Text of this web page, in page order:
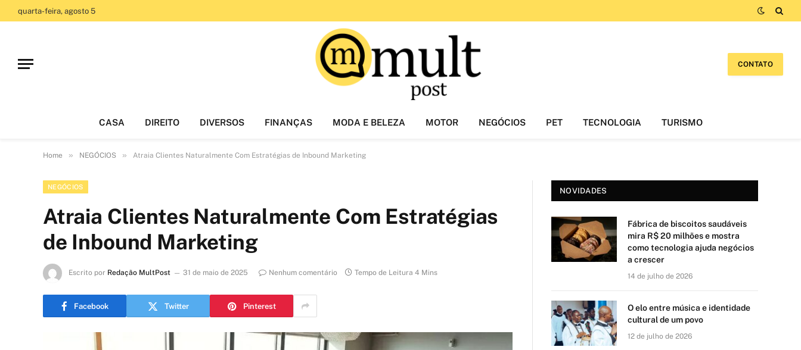
quarta-feira, agosto 5
CONTATO
CASA DIREITO DIVERSOS FINANÇAS MODA E BELEZA MOTOR NEGÓCIOS PET TECNOLOGIA TURISMO
Home » NEGÓCIOS » Atraia Clientes Naturalmente Com Estratégias de Inbound Marketing
NEGÓCIOS
Atraia Clientes Naturalmente Com Estratégias
de Inbound Marketing
Escrito por Redação MultPost 31 de maio de 2025 Nenhum comentário Tempo de Leitura 4 Mins
Facebook Twitter Pinterest
NOVIDADES
Fábrica de biscoitos saudáveis
mira R$ 20 milhões e mostra
como tecnologia ajuda negócios
a crescer
14 de julho de 2026
O elo entre música e identidade
cultural de um povo
12 de julho de 2026